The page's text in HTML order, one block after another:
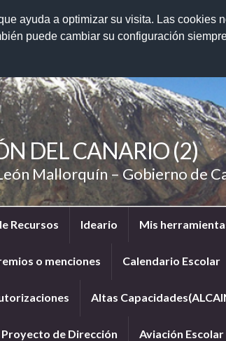
ayuda a optimizar su visita. Las cookies
puede cambiar su configuración
DEL CANARIO (2)
Mallorquín – Gobierno de
Recursos Ideario Mis
o menciones Calendario Escolar
Altas
Proyecto de Dirección Aviación Escolar